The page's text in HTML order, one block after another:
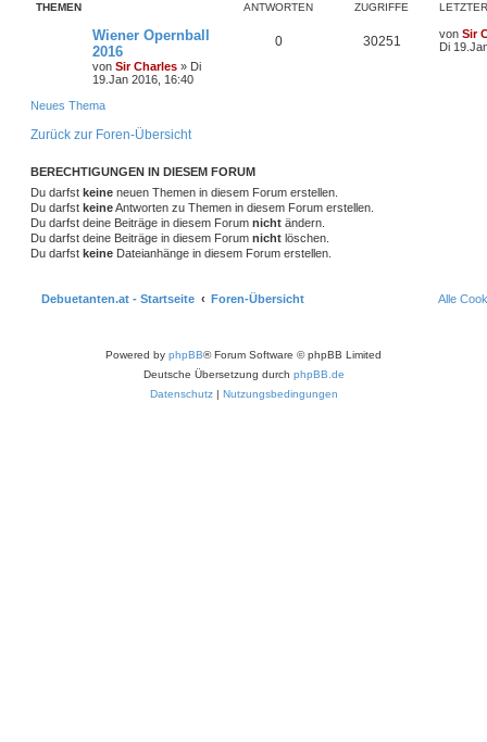
e
r
t
e
h
e
THEMEN ANTWORTEN ZUGRIFFE
Wiener Opernball
2016
von Sir Charles » Di
19.Jan 2016, 16:40
0 30251 von Sir
Di
Neues Thema
Zurück zur Foren-Übersicht
BERECHTIGUNGEN IN DIESEM FORUM
Du darfst keine neuen Themen in diesem Forum erstellen.
Du darfst keineAntworten zu Themen in diesem Forum erstellen.
Du darfst deine Beiträge in diesem Forum nicht ändern.
Du darfst deine Beiträge in diesem Forum nicht löschen.
Du darfst keine Dateianhänge in diesem Forum erstellen.
Debuetanten.at - Startseite Foren-Übersicht Alle
Powered by phpBB® Forum Software © phpBB Limited
Deutsche Übersetzung durch phpBB.de
Datenschutz| Nutzungsbedingungen